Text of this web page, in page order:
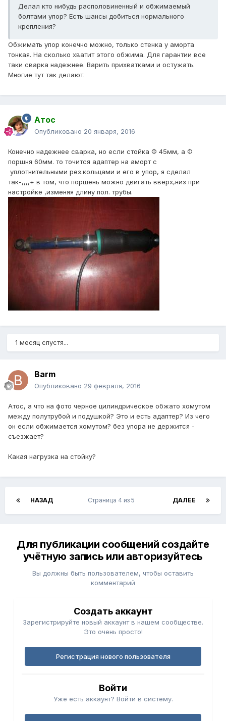
Делал кто нибудь располовиненный и обжимаемый
болтами упор? Есть шансы добиться нормального
крепления?
Обжимать упор конечно можно, только стенка у аморта
тонкая. На сколько хватит этого обжима. Для гарантии все
таки сварка надежнее. Варить прихватками и остужать.
Многие тут так делают.
Атос
Опубликовано 20 января, 2016
Конечно надежнее сварка, но если стойка Ф 45мм, а Ф
поршня 60мм. то точится адаптер на аморт с
уплотнительными рез.кольцами и его в упор, я сделал
так-,,,,+ в том, что поршень можно двигать вверх,низ при
настройке ,изменяя длину пол. трубы.
1 месяц спустя...
Barm
Опубликовано 29 февраля, 2016
Атос, а что на фото черное цилиндрическое обжато хомутом
между полутрубой и подушкой? Это и есть адаптер? Из чего
он если обжимается хомутом? без упора не держится -
съезжает?
Какая нагрузка на стойку?
НАЗАД ДАЛЕЕ
Страница 4 из 5
Для публикации сообщений создайте
учётную запись или авторизуйтесь
Вы должны быть пользователем, чтобы оставить
комментарий
Создать аккаунт
Зарегистрируйте новый аккаунт в нашем сообществе.
Это очень просто!
Регистрация нового пользователя
Войти
Уже есть аккаунт? Войти в систему.